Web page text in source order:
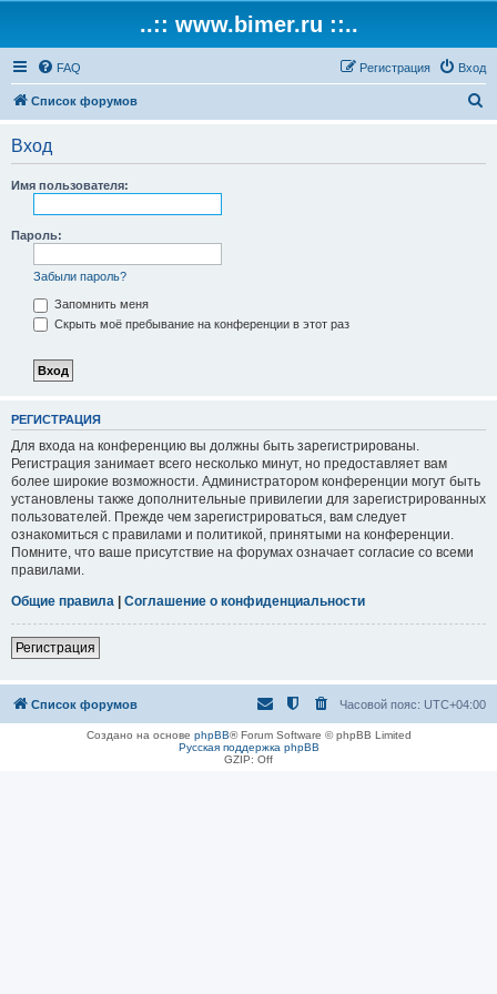
..:: www.bimer.ru ::..
FAQ Вход
Регистрация
Список форумов
Вход
Имя пользователя:
Пароль:
Забыли пароль?
Запомнить меня
Скрыть моё пребывание на конференции в этот раз
РЕГИСТРАЦИЯ
Для входа на конференцию вы должны быть зарегистрированы.
Регистрация занимает всего несколько минут, но предоставляет вам
более широкие возможности. Администратором конференции могут быть
установлены также дополнительные привилегии для зарегистрированных
пользователей. Прежде чем зарегистрироваться, вам следует
ознакомиться с правилами и политикой, принятыми на конференции.
Помните, что ваше присутствие на форумах означает согласие со всеми
правилами.
Общие правила | Соглашение о конфиденциальности
Регистрация
Список форумов Часовой пояс: UTC+04:00
Создано на основе phpBB® Forum Software © phpBB Limited
Русская поддержка phpBB
GZIP: Off